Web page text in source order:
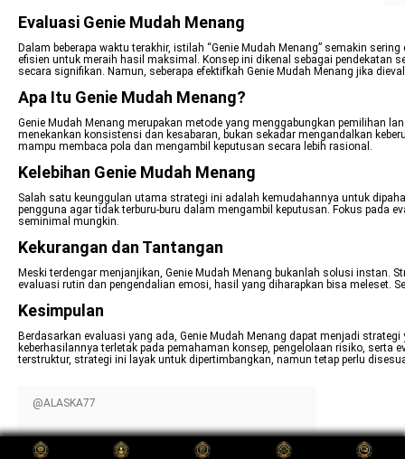
Evaluasi Genie Mudah Menang
Dalam beberapa waktu terakhir, istilah “Genie Mudah Menang” semakin
efisien untuk meraih hasil maksimal. Konsep ini dikenal sebagai pendekatan
secara signifikan. Namun, seberapa efektifkah Genie Mudah Menang jika
Apa Itu Genie Mudah Menang?
Genie Mudah Menang merupakan metode yang menggabungkan pemilihan
menekankan konsistensi dan kesabaran, bukan sekadar mengandalkan
mampu membaca pola dan mengambil keputusan secara lebih rasional.
Kelebihan Genie Mudah Menang
Salah satu keunggulan utama strategi ini adalah kemudahannya untuk
pengguna agar tidak terburu-buru dalam mengambil keputusan. Fokus pada
seminimal mungkin.
Kekurangan dan Tantangan
Meski terdengar menjanjikan, Genie Mudah Menang bukanlah solusi instan.
evaluasi rutin dan pengendalian emosi, hasil yang diharapkan bisa meleset.
Kesimpulan
Berdasarkan evaluasi yang ada, Genie Mudah Menang dapat menjadi
keberhasilannya terletak pada pemahaman konsep, pengelolaan risiko, serta
terstruktur, strategi ini layak untuk dipertimbangkan, namun tetap perlu
@ALASKA77